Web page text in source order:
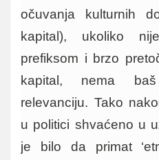
očuvanja kulturnih
kapital), ukoliko
prefiksom i brzo
kapital, nema
relevanciju. Tako
u politici shvaćeno u
je bilo da primat